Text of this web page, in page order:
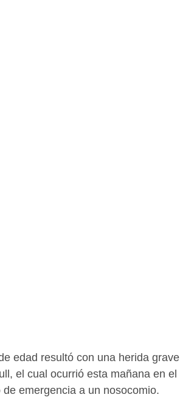
edad resultó con una herida grave
el cual ocurrió esta mañana en el
emergencia a un nosocomio.